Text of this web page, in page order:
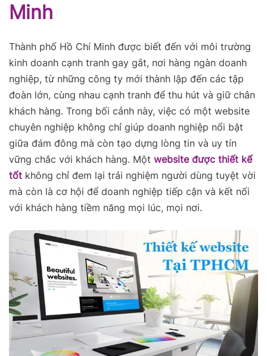
Minh
Thành phố Hồ Chí Minh được biết đến với môi trường
kinh doanh cạnh tranh gay gắt, nơi hàng ngàn doanh
nghiệp, từ những công ty mới thành lập đến các tập
đoàn lớn, cùng nhau cạnh tranh để thu hút và giữ chân
khách hàng. Trong bối cảnh này, việc có một website
chuyên nghiệp không chỉ giúp doanh nghiệp nổi bật
giữa đám đông mà còn tạo dựng lòng tin và uy tín
vững chắc với khách hàng. Một website được thiết kế
tốt không chỉ đem lại trải nghiệm người dùng tuyệt vời
mà còn là cơ hội để doanh nghiệp tiếp cận và kết nối
với khách hàng tiềm năng mọi lúc, mọi nơi.